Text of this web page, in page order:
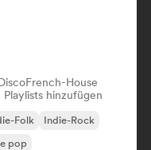
French-House
hinzufügen
Folk
Indie-Rock
pop